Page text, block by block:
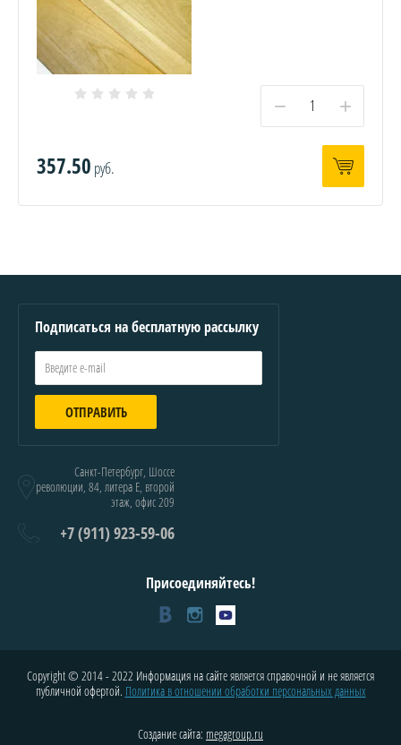
− +
357.50 руб.
Подписаться на бесплатную рассылку
ОТПРАВИТЬ
Санкт-Петербург, Шоссе
революции, 84, литера Е, второй
этаж, офис 209
+7 (911) 923-59-06
Присоединяйтесь!
Copyright © 2014 - 2022 Информация на сайте является справочной и не является
публичной офертой. Политика в отношении обработки персональных данных
Создание сайта: megagroup.ru